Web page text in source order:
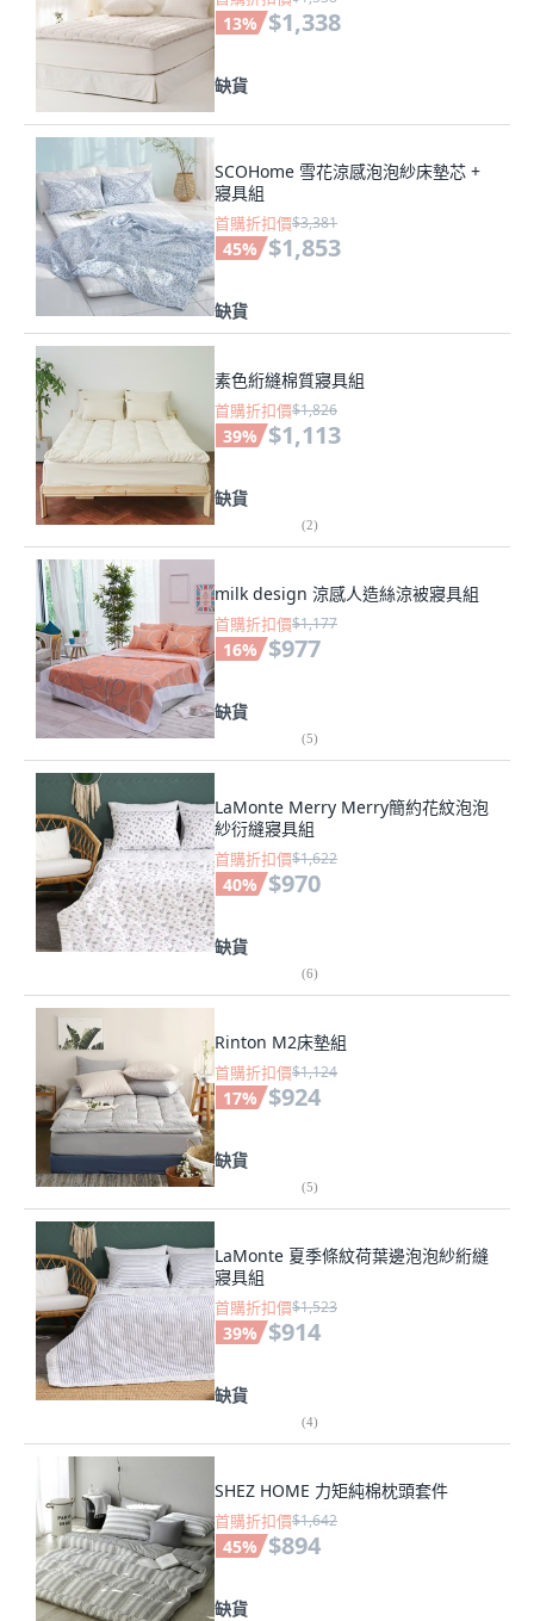
13% $1,338
缺貨
SCOHome 雪花涼感泡泡紗床墊芯 +
寢具組
首購折扣價$3,381
45% $1,853
缺貨
素色絎縫棉質寢具組
首購折扣價$1,826
39% $1,113
缺貨
(2)
milk design 涼感人造絲涼被寢具組
首購折扣價$1,177
16% $977
缺貨
(5)
LaMonte Merry Merry簡約花紋泡泡
紗衍縫寢具組
首購折扣價$1,622
40% $970
缺貨
(6)
Rinton M2床墊組
首購折扣價$1,124
17% $924
缺貨
(5)
LaMonte 夏季條紋荷葉邊泡泡紗絎縫
寢具組
首購折扣價$1,523
39% $914
缺貨
(4)
SHEZ HOME 力矩純棉枕頭套件
首購折扣價$1,642
45% $894
缺貨